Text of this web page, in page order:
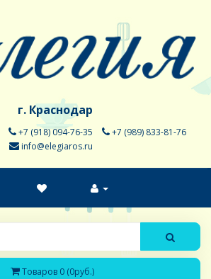
г. Краснодар
+7 (918) 094-76-35
+7 (989) 833-81-76
info@elegiaros.ru
Товаров 0 (0руб.)